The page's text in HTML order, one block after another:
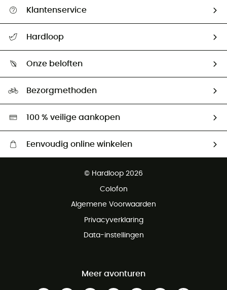
Klantenservice
Retourzendingen & Terugbetalingen
Hardloop
Ambassadeurs
Onze beloften
Hardgreen
Bezorgmethoden
100 % veilige aankopen
Eenvoudig online winkelen
Gratis retourneren binnen 100 dagen
© Hardloop 2026
Colofon
Algemene Voorwaarden
Privacyverklaring
Data-instellingen
Meer avonturen